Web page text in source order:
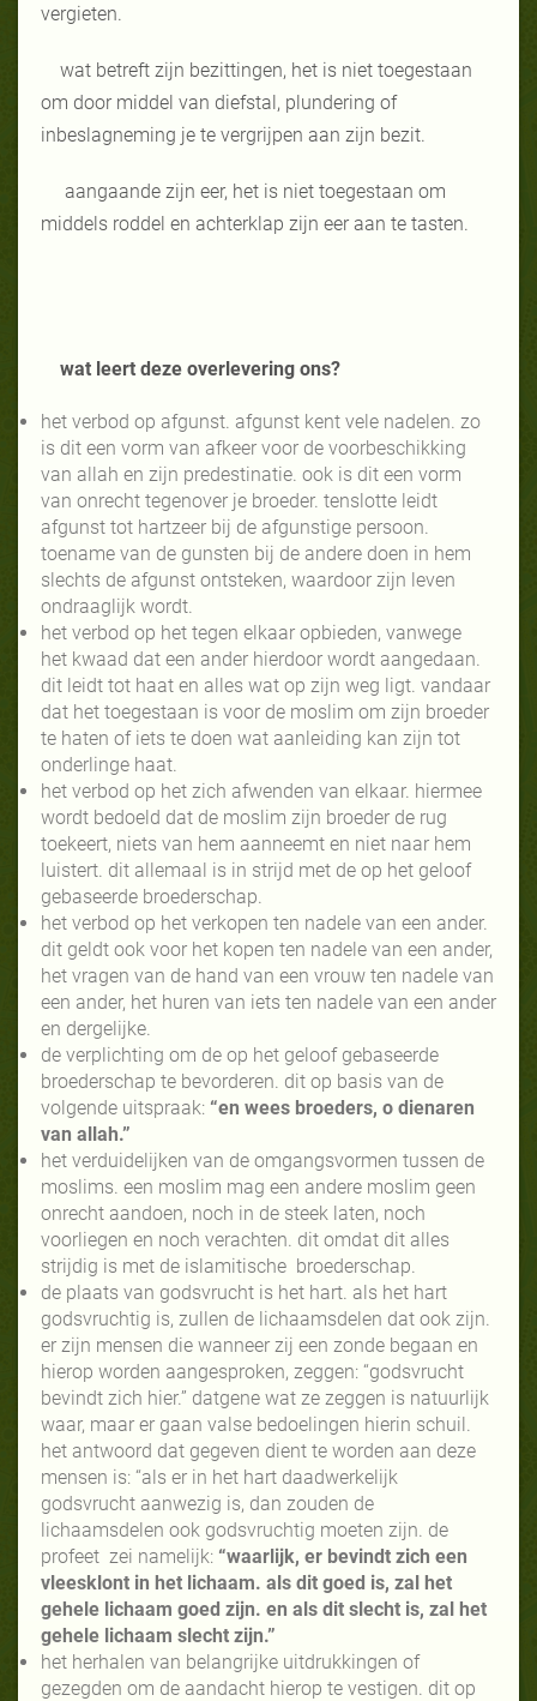
vergieten.
wat betreft zijn bezittingen, het is niet toegestaan
om door middel van diefstal, plundering of
inbeslagneming je te vergrijpen aan zijn bezit.
aangaande zijn eer, het is niet toegestaan om
middels roddel en achterklap zijn eer aan te tasten.
wat leert deze overlevering ons?
het verbod op afgunst. afgunst kent vele nadelen. zo
is dit een vorm van afkeer voor de voorbeschikking
van allah en zijn predestinatie. ook is dit een vorm
van onrecht tegenover je broeder. tenslotte leidt
afgunst tot hartzeer bij de afgunstige persoon.
toename van de gunsten bij de andere doen in hem
slechts de afgunst ontsteken, waardoor zijn leven
ondraaglijk wordt.
het verbod op het tegen elkaar opbieden, vanwege
het kwaad dat een ander hierdoor wordt aangedaan.
dit leidt tot haat en alles wat op zijn weg ligt. vandaar
dat het toegestaan is voor de moslim om zijn broeder
te haten of iets te doen wat aanleiding kan zijn tot
onderlinge haat.
het verbod op het zich afwenden van elkaar. hiermee
wordt bedoeld dat de moslim zijn broeder de rug
toekeert, niets van hem aanneemt en niet naar hem
luistert. dit allemaal is in strijd met de op het geloof
gebaseerde broederschap.
het verbod op het verkopen ten nadele van een ander.
dit geldt ook voor het kopen ten nadele van een ander,
het vragen van de hand van een vrouw ten nadele van
een ander, het huren van iets ten nadele van een ander
en dergelijke.
de verplichting om de op het geloof gebaseerde
broederschap te bevorderen. dit op basis van de
volgende uitspraak: “en wees broeders, o dienaren
van allah.”
het verduidelijken van de omgangsvormen tussen de
moslims. een moslim mag een andere moslim geen
onrecht aandoen, noch in de steek laten, noch
voorliegen en noch verachten. dit omdat dit alles
strijdig is met de islamitische broederschap.
de plaats van godsvrucht is het hart. als het hart
godsvruchtig is, zullen de lichaamsdelen dat ook zijn.
er zijn mensen die wanneer zij een zonde begaan en
hierop worden aangesproken, zeggen: “godsvrucht
bevindt zich hier.” datgene wat ze zeggen is natuurlijk
waar, maar er gaan valse bedoelingen hierin schuil.
het antwoord dat gegeven dient te worden aan deze
mensen is: “als er in het hart daadwerkelijk
godsvrucht aanwezig is, dan zouden de
lichaamsdelen ook godsvruchtig moeten zijn. de
profeet zei namelijk: “waarlijk, er bevindt zich een
vleesklont in het lichaam. als dit goed is, zal het
gehele lichaam goed zijn. en als dit slecht is, zal het
gehele lichaam slecht zijn.”
het herhalen van belangrijke uitdrukkingen of
gezegden om de aandacht hierop te vestigen. dit op